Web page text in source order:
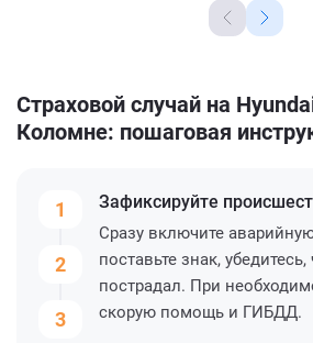
Страховой случай на
Коломне: пошаговая
1
2
3
Зафиксируйте
Сразу включите
поставьте знак,
пострадал. При
скорую помощь и ГИБДД.